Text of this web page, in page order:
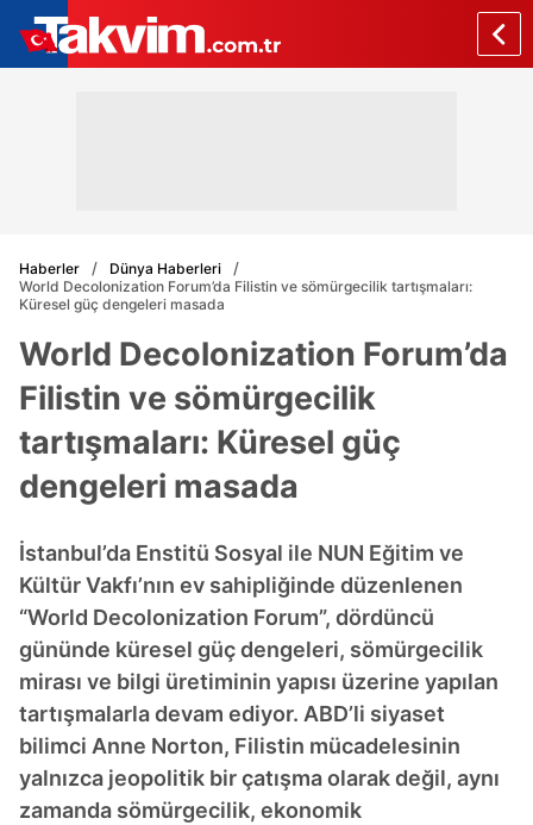
Haberler
Dünya Haberleri
World Decolonization Forum’da Filistin ve sömürgecilik tartışmaları:
Küresel güç dengeleri masada
World Decolonization Forum’da
Filistin ve sömürgecilik
tartışmaları: Küresel güç
dengeleri masada
İstanbul’da Enstitü Sosyal ile NUN Eğitim ve
Kültür Vakfı’nın ev sahipliğinde düzenlenen
“World Decolonization Forum”, dördüncü
gününde küresel güç dengeleri, sömürgecilik
mirası ve bilgi üretiminin yapısı üzerine yapılan
tartışmalarla devam ediyor. ABD’li siyaset
bilimci Anne Norton, Filistin mücadelesinin
yalnızca jeopolitik bir çatışma olarak değil, aynı
zamanda sömürgecilik, ekonomik